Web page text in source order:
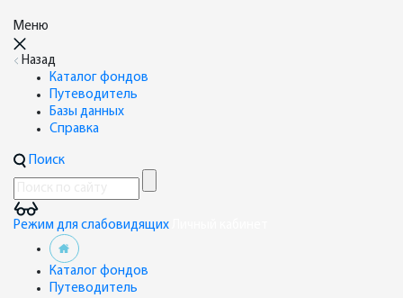
Меню
Назад
Каталог фондов
Путеводитель
Базы данных
Справка
Поиск
Режим для слабовидящих
Каталог фондов
Путеводитель